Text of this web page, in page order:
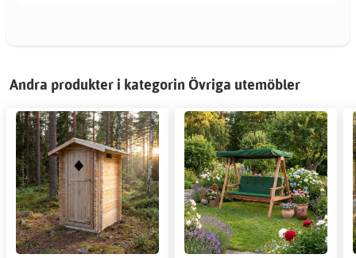
Andra produkter i kategorin Övriga utemöbler